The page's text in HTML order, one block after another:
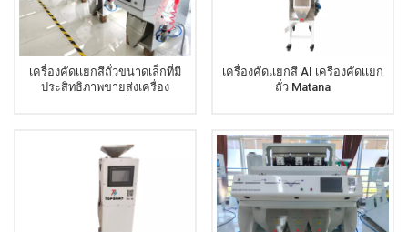
เครื่องคัดเเยกสีถั่วขนาดเล็กที่มี
ประสิทธิภาพขายส่งเครื่อง
เครื่องคัดเเยกสี AI เครื่องคัดเเยก
ถั่ว Matana